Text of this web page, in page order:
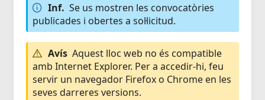
Inf. Se us mostren les convocatòries
publicades i obertes a sol·licitud.
Avís Aquest lloc web no és compatible
amb Internet Explorer. Per a accedir-hi, feu
servir un navegador Firefox o Chrome en les
seves darreres versions.